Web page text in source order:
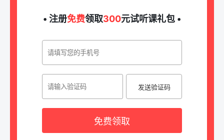
• 注册免费领取300元试听课礼包 •
发送验证码
免费领取